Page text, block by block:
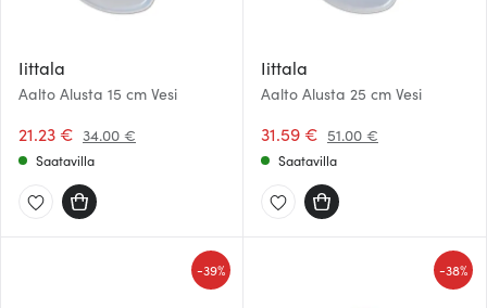
Iittala
Aalto Alusta 15 cm Vesi
21.23 € 34.00 €
Saatavilla
Iittala
Aalto Alusta 25 cm Vesi
31.59 € 51.00 €
Saatavilla
-39% -38%